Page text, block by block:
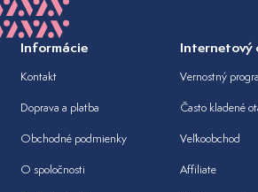
Informácie
Kontakt
Doprava a platba
Obchodné podmienky
O spoločnosti
Internetový
Vernostný
Často kladené
Veľkoobchod
Affiliate